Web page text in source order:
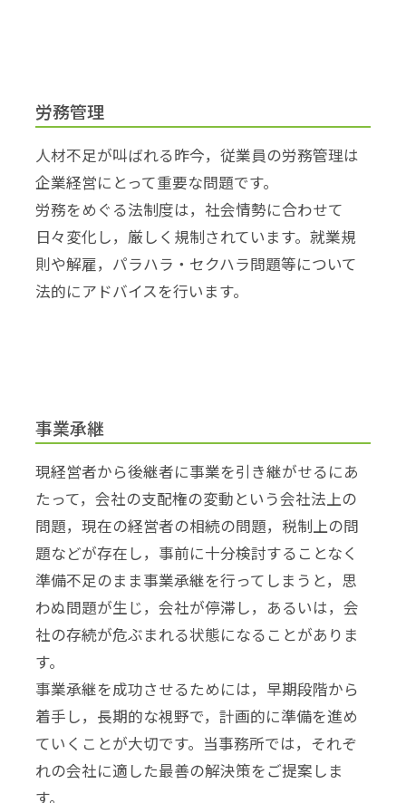
労務管理
人材不足が叫ばれる昨今，従業員の労務管理は
企業経営にとって重要な問題です。
労務をめぐる法制度は，社会情勢に合わせて
日々変化し，厳しく規制されています。就業規
則や解雇，パラハラ・セクハラ問題等について
法的にアドバイスを行います。
事業承継
現経営者から後継者に事業を引き継がせるにあ
たって，会社の支配権の変動という会社法上の
問題，現在の経営者の相続の問題，税制上の問
題などが存在し，事前に十分検討することなく
準備不足のまま事業承継を行ってしまうと，思
わぬ問題が生じ，会社が停滞し，あるいは，会
社の存続が危ぶまれる状態になることがありま
す。
事業承継を成功させるためには，早期段階から
着手し，長期的な視野で，計画的に準備を進め
ていくことが大切です。当事務所では，それぞ
れの会社に適した最善の解決策をご提案しま
す。